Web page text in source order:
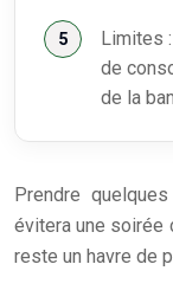
Limites
de
de la
Prendre
évitera une soirée
reste un havre de